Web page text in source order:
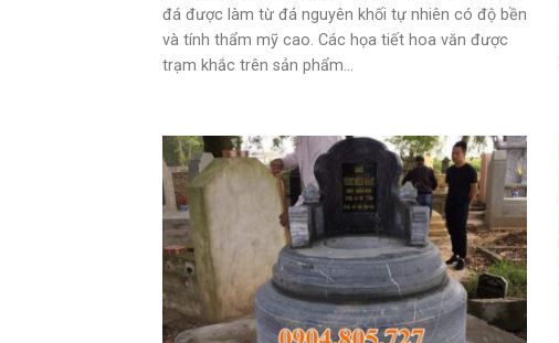
đá được làm từ đá nguyên khối tự nhiên có độ bền
và tính thẩm mỹ cao. Các họa tiết hoa văn được
trạm khắc trên sản phẩm...